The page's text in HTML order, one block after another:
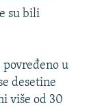
su bili
u
desetine
više od 30